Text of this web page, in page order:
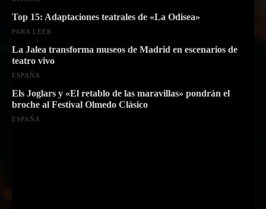
Top 15: Adaptaciones teatrales de «La Odisea»
PARA LEER
La Jalea transforma museos de Madrid en escenarios de
teatro vivo
ESPAÑA
Els Joglars y «El retablo de las maravillas» pondrán el
broche al Festival Olmedo Clásico
ESPAÑA